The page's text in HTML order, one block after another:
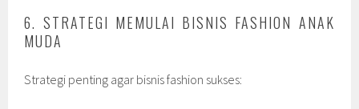
6. STRATEGI MEMULAI BISNIS FASHION ANAK
MUDA
Strategi penting agar bisnis fashion sukses: